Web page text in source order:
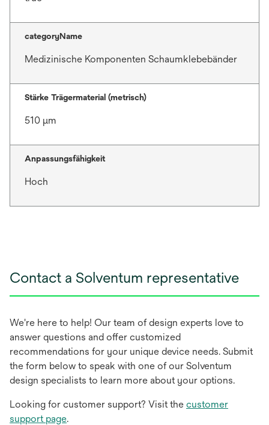
categoryName
Medizinische Komponenten Schaumklebebänder
Stärke Trägermaterial (metrisch)
510 μm
Anpassungsfähigkeit
Hoch
Contact a Solventum representative
We're here to help! Our team of design experts love to
answer questions and offer customized
recommendations for your unique device needs. Submit
the form below to speak with one of our Solventum
design specialists to learn more about your options.
Looking for customer support? Visit the customer
support page.